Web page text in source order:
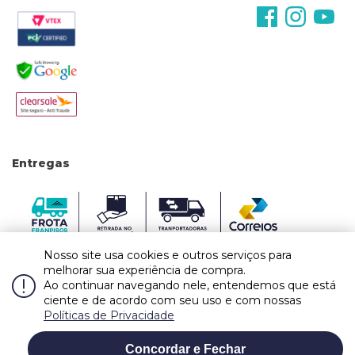
Nosso site usa cookies e outros serviços para
melhorar sua experiência de compra.
Ao continuar navegando nele, entendemos que está
ciente e de acordo com seu uso e com nossas
Políticas de Privacidade
Concordar e Fechar
Entregas
Caso haja divergências de valores nos produtos no site, o preço válido é o do carrinho
de compras. Vendas sujeitas a confirmação de estoque e análise e validação dos
dados. Fotos meramente ilustrativas.WHATSAPP